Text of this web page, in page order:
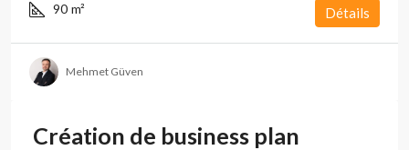
90 m² Détails
Mehmet Güven
Création de business plan